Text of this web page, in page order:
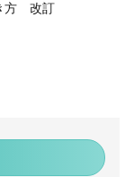
方 改訂